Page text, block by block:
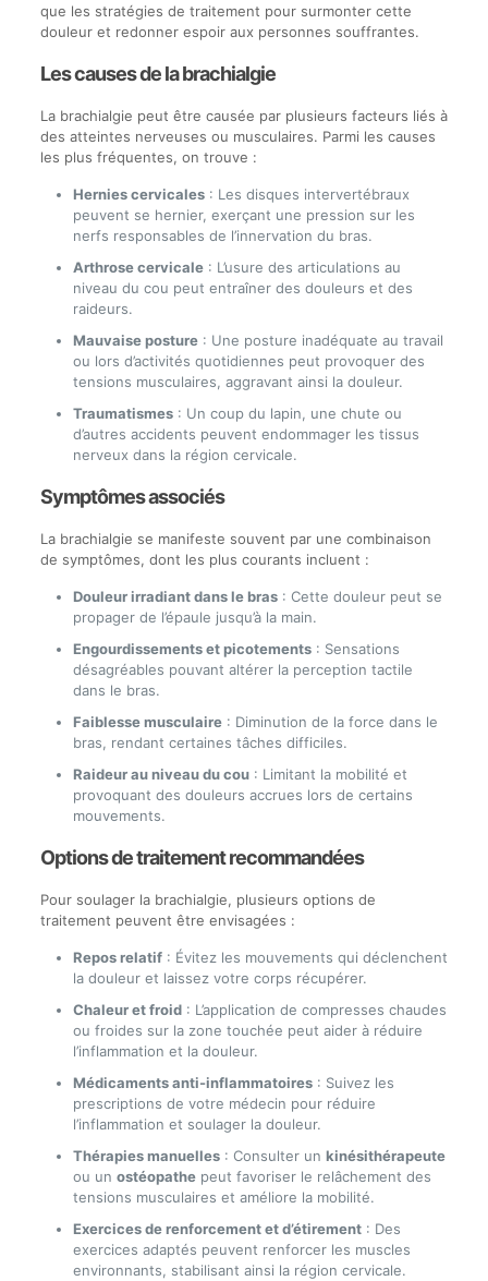
que les stratégies de traitement pour surmonter cette
douleur et redonner espoir aux personnes souffrantes.
Les causes de la brachialgie
La brachialgie peut être causée par plusieurs facteurs liés à
des atteintes nerveuses ou musculaires. Parmi les causes
les plus fréquentes, on trouve :
Hernies cervicales: Les disques intervertébraux
peuvent se hernier, exerçant une pression sur les
nerfs responsables de l’innervation du bras.
Arthrose cervicale: L’usure des articulations au
niveau du cou peut entraîner des douleurs et des
raideurs.
Mauvaise posture: Une posture inadéquate au travail
ou lors d’activités quotidiennes peut provoquer des
tensions musculaires, aggravant ainsi la douleur.
Traumatismes: Un coup du lapin, une chute ou
d’autres accidents peuvent endommager les tissus
nerveux dans la région cervicale.
Symptômes associés
La brachialgie se manifeste souvent par une combinaison
de symptômes, dont les plus courants incluent :
Douleur irradiant dans le bras: Cette douleur peut se
propager de l’épaule jusqu’à la main.
Engourdissements et picotements: Sensations
désagréables pouvant altérer la perception tactile
dans le bras.
Faiblesse musculaire: Diminution de la force dans le
bras, rendant certaines tâches difficiles.
Raideur au niveau du cou: Limitant la mobilité et
provoquant des douleurs accrues lors de certains
mouvements.
Options de traitement recommandées
Pour soulager la brachialgie, plusieurs options de
traitement peuvent être envisagées :
Repos relatif: Évitez les mouvements qui déclenchent
la douleur et laissez votre corps récupérer.
Chaleur et froid: L’application de compresses chaudes
ou froides sur la zone touchée peut aider à réduire
l’inflammation et la douleur.
Médicaments anti-inflammatoires: Suivez les
prescriptions de votre médecin pour réduire
l’inflammation et soulager la douleur.
Thérapies manuelles: Consulter un kinésithérapeute
ou un ostéopathepeut favoriser le relâchement des
tensions musculaires et améliore la mobilité.
Exercices de renforcement et d’étirement: Des
exercices adaptés peuvent renforcer les muscles
environnants, stabilisant ainsi la région cervicale.